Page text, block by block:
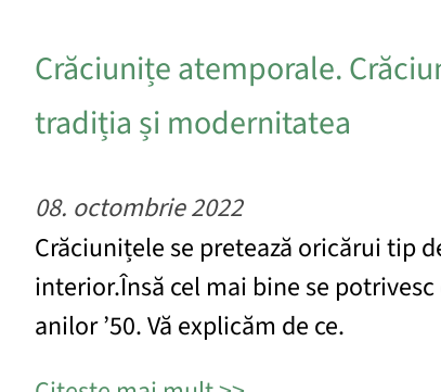
Crăciunițe atemporale.
tradiția și modernitatea
08. octombrie 2022
Crăciunițele se pretează oricărui tip
interior.Însă cel mai bine se
anilor ’50. Vă explicăm de ce.